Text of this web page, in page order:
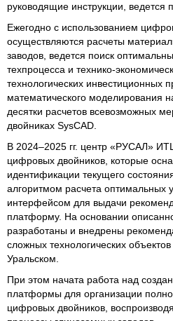
руководящие инструкции, ведется
Ежегодно с использованием
осуществляются расчеты
заводов, ведется поиск
техпроцесса и технико-
технологических инвестиционных
математического моделирования
десятки расчетов всевозможных
двойниках SysCAD.
В 2024–2025 гг. центр «РУСАЛ»
цифровых двойников, которые
идентификации текущего
алгоритмом расчета оптимальных
интерфейсом для выдачи
платформу. На основании
разработаны и внедрены
сложных технологических
Уральском.
При этом начата работа над
платформы для организации
цифровых двойников,